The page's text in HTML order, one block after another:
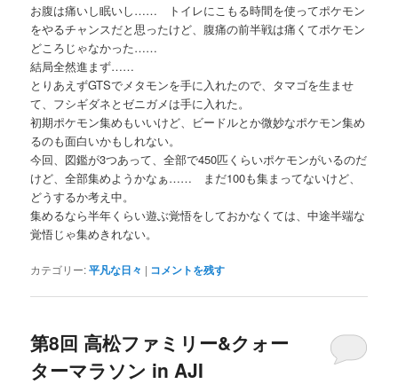
お腹は痛いし眠いし…… トイレにこもる時間を使ってポケモン
をやるチャンスだと思ったけど、腹痛の前半戦は痛くてポケモン
どころじゃなかった……
結局全然進まず……
とりあえずGTSでメタモンを手に入れたので、タマゴを生ませ
て、フシギダネとゼニガメは手に入れた。
初期ポケモン集めもいいけど、ビードルとか微妙なポケモン集め
るのも面白いかもしれない。
今回、図鑑が3つあって、全部で450匹くらいポケモンがいるのだ
けど、全部集めようかなぁ…… まだ100も集まってないけど、
どうするか考え中。
集めるなら半年くらい遊ぶ覚悟をしておかなくては、中途半端な
覚悟じゃ集めきれない。
カテゴリー:平凡な日々 | コメントを残す
第8回 高松ファミリー&クォー
ターマラソン in AJI